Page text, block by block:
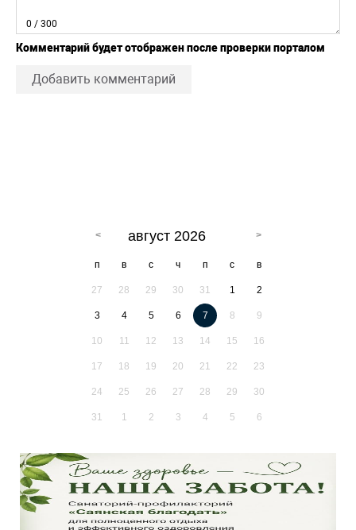
0 / 300
Комментарий будет отображен после проверки порталом
Добавить комментарий
август 2026
п в с ч п с в
27 28 29 30 31 1 2
3 4 5 6 7 8 9
10 11 12 13 14 15 16
17 18 19 20 21 22 23
24 25 26 27 28 29 30
31 1 2 3 4 5 6